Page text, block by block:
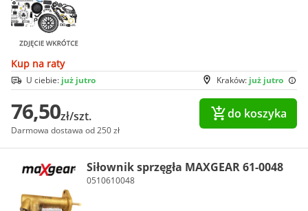
Kup na raty
Kraków: już jutro
U ciebie: już jutro
76,50zł/szt.
Darmowa dostawa od 250 zł
do koszyka
Siłownik sprzęgła MAXGEAR 61-0048
0510610048